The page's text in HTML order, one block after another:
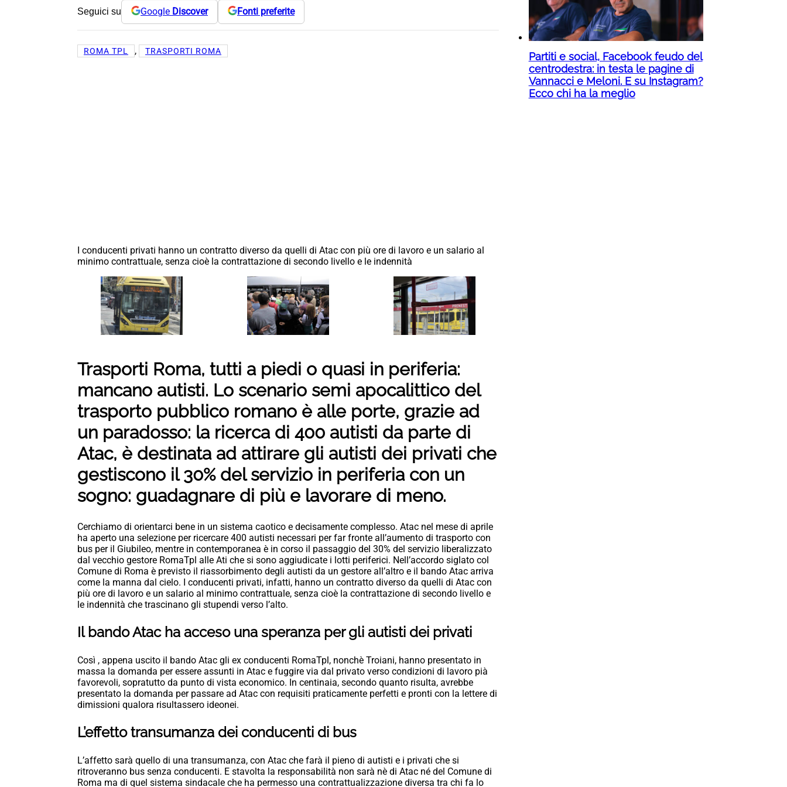
Seguici su Google Discover Fonti preferite
ROMA TPL , TRASPORTI ROMA
I conducenti privati hanno un contratto diverso da quelli di Atac con più ore di lavoro e un salario al
minimo contrattuale, senza cioè la contrattazione di secondo livello e le indennità
Trasporti Roma, tutti a piedi o quasi in periferia:
mancano autisti. Lo scenario semi apocalittico del
trasporto pubblico romano è alle porte, grazie ad
un paradosso: la ricerca di 400 autisti da parte di
Atac, è destinata ad attirare gli autisti dei privati che
gestiscono il 30% del servizio in periferia con un
sogno: guadagnare di più e lavorare di meno.
Cerchiamo di orientarci bene in un sistema caotico e decisamente complesso. Atac nel mese di aprile
ha aperto una selezione per ricercare 400 autisti necessari per far fronte all’aumento di trasporto con
bus per il Giubileo, mentre in contemporanea è in corso il passaggio del 30% del servizio liberalizzato
dal vecchio gestore RomaTpl alle Ati che si sono aggiudicate i lotti periferici. Nell’accordo siglato col
Comune di Roma è previsto il riassorbimento degli autisti da un gestore all’altro e il bando Atac arriva
come la manna dal cielo. I conducenti privati, infatti, hanno un contratto diverso da quelli di Atac con
più ore di lavoro e un salario al minimo contrattuale, senza cioè la contrattazione di secondo livello e
le indennità che trascinano gli stupendi verso l’alto.
Il bando Atac ha acceso una speranza per gli autisti dei privati
Così , appena uscito il bando Atac gli ex conducenti RomaTpl, nonchè Troiani, hanno presentato in
massa la domanda per essere assunti in Atac e fuggire via dal privato verso condizioni di lavoro pià
favorevoli, sopratutto da punto di vista economico. In centinaia, secondo quanto risulta, avrebbe
presentato la domanda per passare ad Atac con requisiti praticamente perfetti e pronti con la lettere di
dimissioni qualora risultassero ideonei.
L’effetto transumanza dei conducenti di bus
L’affetto sarà quello di una transumanza, con Atac che farà il pieno di autisti e i privati che si
ritroveranno bus senza conducenti. E stavolta la responsabilità non sarà nè di Atac né del Comune di
Roma ma di quel sistema sindacale che ha permesso una contrattualizzazione diversa tra chi fa lo
Partiti e social, Facebook feudo del
centrodestra: in testa le pagine di
Vannacci e Meloni. E su Instagram?
Ecco chi ha la meglio